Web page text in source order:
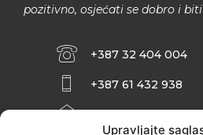
Upravljajte
pozitivno, osjećati se dobro i
+387 32 404 004
+387 61 432 938
INFO@ZENIT.BA